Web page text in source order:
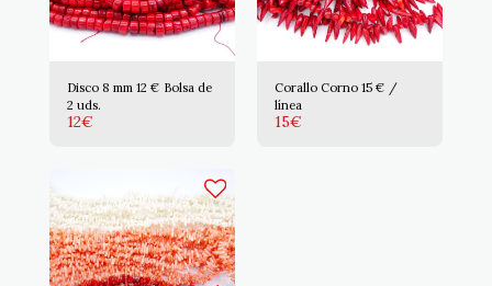
Disco 8 mm 12 € Bolsa de
2 uds.
12€
Corallo Corno 15 € /
línea
15€